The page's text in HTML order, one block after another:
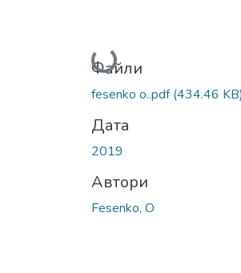
Вантажиться...
Файли
fesenko o..pdf(434.46 KB)
Дата
2019
Автори
Fesenko, O